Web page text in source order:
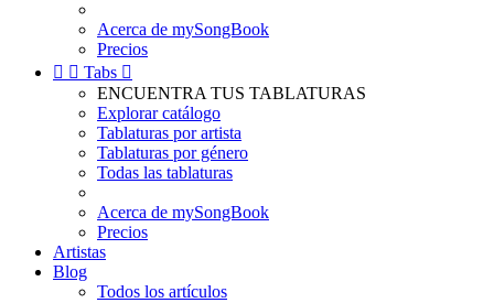
Acerca de mySongBook
Precios
  Tabs 
ENCUENTRA TUS TABLATURAS
Explorar catálogo
Tablaturas por artista
Tablaturas por género
Todas las tablaturas
Acerca de mySongBook
Precios
Artistas
Blog
Todos los artículos